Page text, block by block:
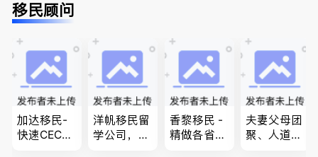
移民顾问
加达移民-
快速CEC&P
洋帆移民留
学公司，精
香黎移民 -
精做各省省
夫妻父母团
聚、人道移